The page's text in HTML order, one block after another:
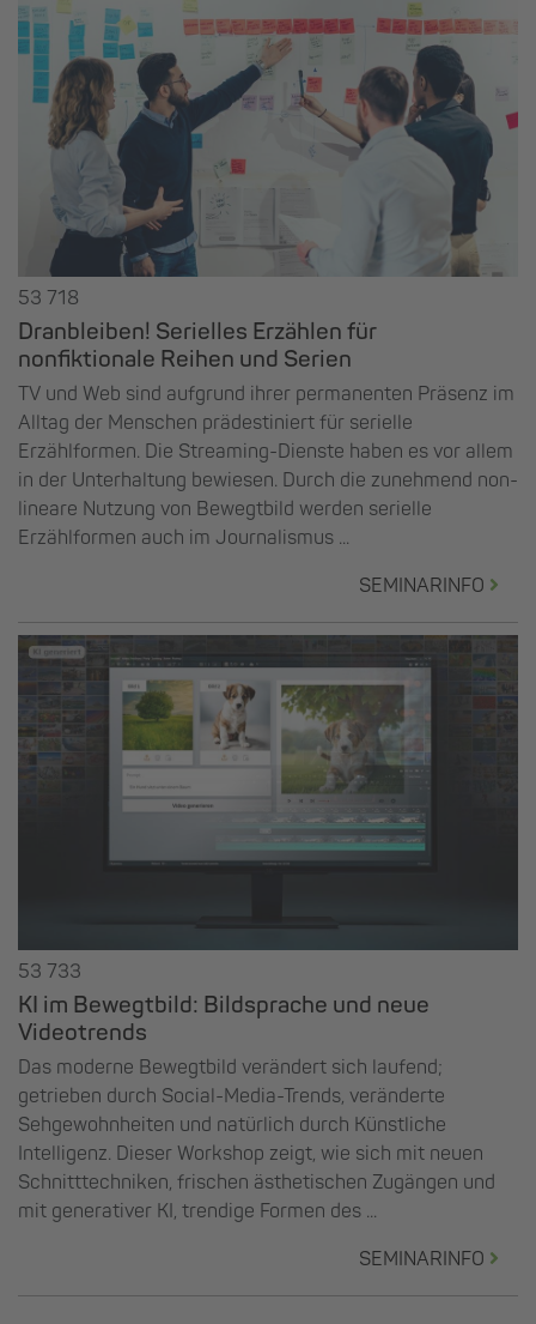
53 718
Dranbleiben! Serielles Erzählen für
nonfiktionale Reihen und Serien
TV und Web sind aufgrund ihrer permanenten Präsenz im
Alltag der Menschen prädestiniert für serielle
Erzählformen. Die Streaming-Dienste haben es vor allem
in der Unterhaltung bewiesen. Durch die zunehmend non-
lineare Nutzung von Bewegtbild werden serielle
Erzählformen auch im Journalismus ...
SEMINARINFO
53 733
KI im Bewegtbild: Bildsprache und neue
Videotrends
Das moderne Bewegtbild verändert sich laufend;
getrieben durch Social-Media-Trends, veränderte
Sehgewohnheiten und natürlich durch Künstliche
Intelligenz. Dieser Workshop zeigt, wie sich mit neuen
Schnitttechniken, frischen ästhetischen Zugängen und
mit generativer KI, trendige Formen des ...
SEMINARINFO